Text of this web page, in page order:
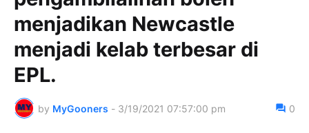
menjadikan Newcastle
menjadi kelab terbesar di
EPL.
by MyGooners - 3/19/2021 07:57:00 pm 0